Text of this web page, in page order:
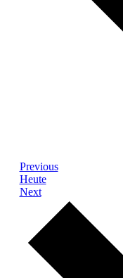
PreviousVeranstaltungen
Heute
NextVeranstaltungen